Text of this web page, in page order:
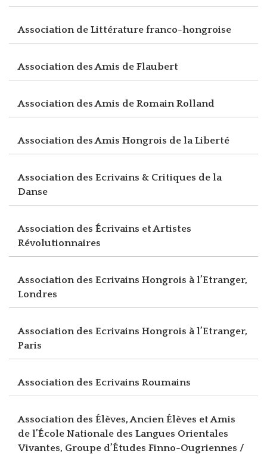
Association de Littérature franco-hongroise
Association des Amis de Flaubert
Association des Amis de Romain Rolland
Association des Amis Hongrois de la Liberté
Association des Ecrivains & Critiques de la
Danse
Association des Écrivains et Artistes
Révolutionnaires
Association des Ecrivains Hongrois à l’Etranger,
Londres
Association des Ecrivains Hongrois à l’Etranger,
Paris
Association des Ecrivains Roumains
Association des Élèves, Ancien Élèves et Amis
de l’École Nationale des Langues Orientales
Vivantes, Groupe d’Études Finno-Ougriennes /